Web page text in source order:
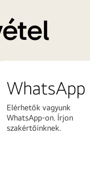
WhatsApp
Elérhetők vagyunk
WhatsApp-on. Írjon
szakértőinknek.